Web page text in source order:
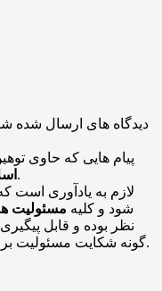
دیدگاه های ارسال شده
پیام هایی که حاوی
باشد منتشر نخواهد شد.
لازم به یادآوری
شود و کلیه مسئولیت
نظر بوده و قابل
گونه شکایت مسئولیت بر عهده شخص نظر دهنده خواهد بود.